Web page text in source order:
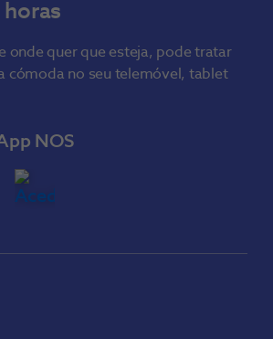
horas
onde quer que esteja, pode tratar
cómoda no seu telemóvel, tablet
NOS